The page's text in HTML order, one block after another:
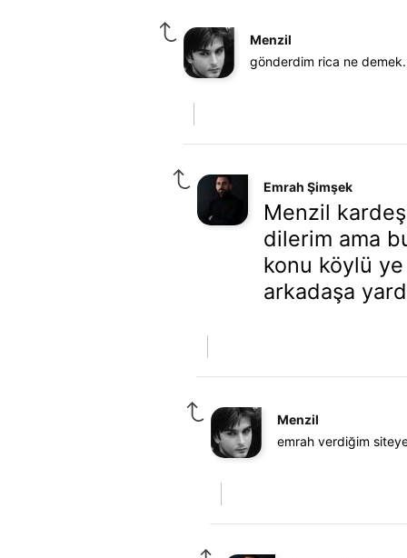
Menzil
gönderdim rica ne
Emrah Şimşek
Menzil
dilerim ama
konu köylü
arkadaşa
Menzil
emrah verdiğim